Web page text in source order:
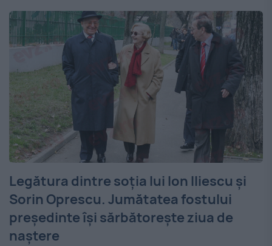
Legătura dintre soția lui Ion Iliescu și
Sorin Oprescu. Jumătatea fostului
președinte își sărbătorește ziua de
naștere